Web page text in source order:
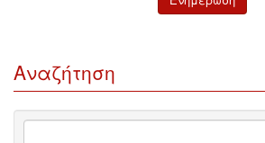
Αναζήτηση